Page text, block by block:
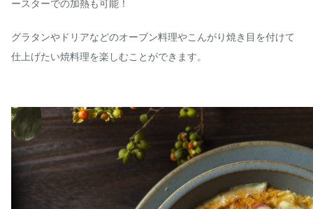
ースターでの加熱も可能！
グラタンやドリアなどのオーブン料理やこんがり焼き目を付けて
仕上げたい焼料理を楽しむことができます。